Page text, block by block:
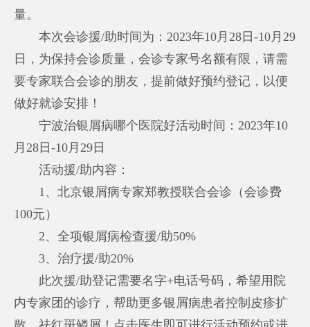
量。
本次会诊援/助时间为：2023年10月28日-10月29
日，为保持会诊质量，会诊专家号名额有限，请需
要专家联合会诊的朋友，提前做好预约登记，以便
做好就诊安排！
宁波治银屑病哪个医院好活动时间：2023年10
月28日-10月29日
活动援/助内容：
1、北京银屑病专家郑教授联合会诊（会诊费
100元）
2、全项银屑病检查援/助50%
3、治疗援/助20%
此次援/助登记需要名字+电话号码，希望用院
内专家团的诊疗，帮助更多银屑病患者控制皮疹扩